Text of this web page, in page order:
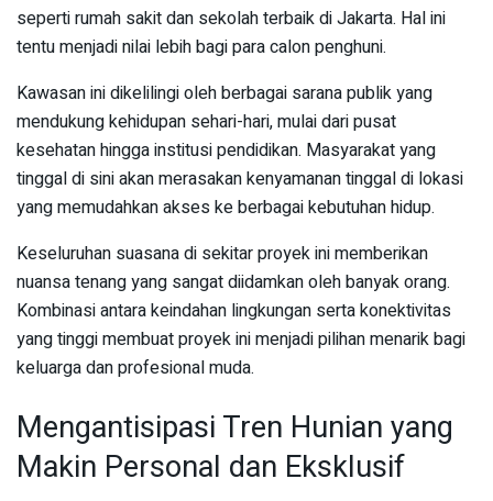
seperti rumah sakit dan sekolah terbaik di Jakarta. Hal ini
tentu menjadi nilai lebih bagi para calon penghuni.
Kawasan ini dikelilingi oleh berbagai sarana publik yang
mendukung kehidupan sehari-hari, mulai dari pusat
kesehatan hingga institusi pendidikan. Masyarakat yang
tinggal di sini akan merasakan kenyamanan tinggal di lokasi
yang memudahkan akses ke berbagai kebutuhan hidup.
Keseluruhan suasana di sekitar proyek ini memberikan
nuansa tenang yang sangat diidamkan oleh banyak orang.
Kombinasi antara keindahan lingkungan serta konektivitas
yang tinggi membuat proyek ini menjadi pilihan menarik bagi
keluarga dan profesional muda.
Mengantisipasi Tren Hunian yang
Makin Personal dan Eksklusif